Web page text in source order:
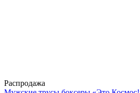
Распродажа